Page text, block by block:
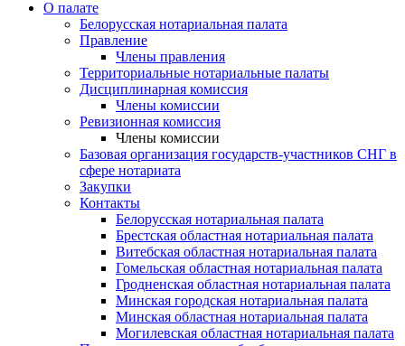
О палате
Белорусская нотариальная палата
Правление
Члены правления
Территориальные нотариальные палаты
Дисциплинарная комиссия
Члены комиссии
Ревизионная комиссия
Члены комиссии
Базовая организация государств-участников СНГ в
сфере нотариата
Закупки
Контакты
Белорусская нотариальная палата
Брестская областная нотариальная палата
Витебская областная нотариальная палата
Гомельская областная нотариальная палата
Гродненская областная нотариальная палата
Минская городская нотариальная палата
Минская областная нотариальная палата
Могилевская областная нотариальная палата